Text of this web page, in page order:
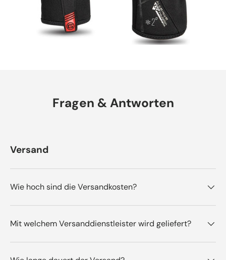
Fragen & Antworten
Versand
Wie hoch sind die Versandkosten?
Mit welchem Versanddienstleister wird geliefert?